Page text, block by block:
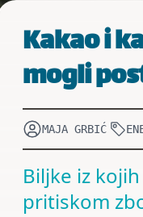
Kakao i
mogli
MAJA GRBIĆ
Biljke iz
pritiskom